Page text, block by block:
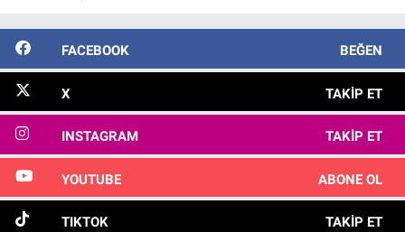
FACEBOOK BEĞEN
X TAKIP ET
INSTAGRAM TAKIP ET
YOUTUBE ABONE OL
TIKTOK TAKIP ET